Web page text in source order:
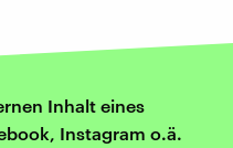
Inhalt eines
Instagram o.ä.